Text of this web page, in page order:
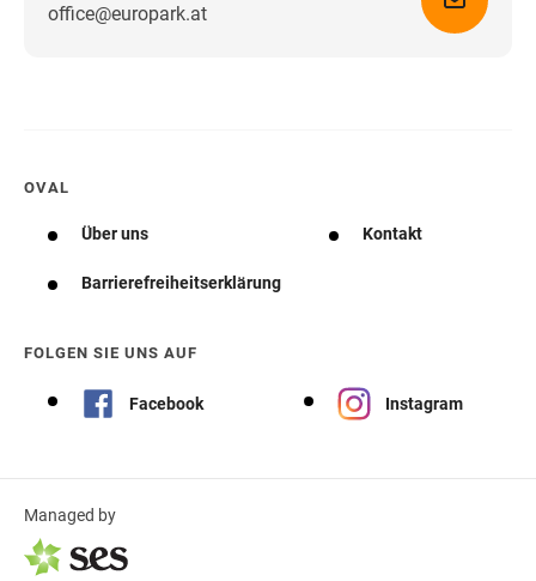
office@europark.atWegbeschreibung erhalten
OVAL
Über uns Kontakt
Barrierefreiheitserklärung
FOLGEN SIE UNS AUF
Facebook Instagram
Managed by